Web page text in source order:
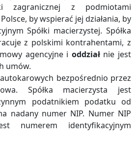
zagranicznej z podmiotami
by wspierać jej działania, by
Spółki macierzystej. Spółka
z polskimi kontrahentami, z
agencyjne i oddziałnie jest
umów.
bezpośrednio przez
Spółka macierzysta jest
podatnikiem podatku od
nadany numer NIP. Numer NIP
numerem identyfikacyjnym